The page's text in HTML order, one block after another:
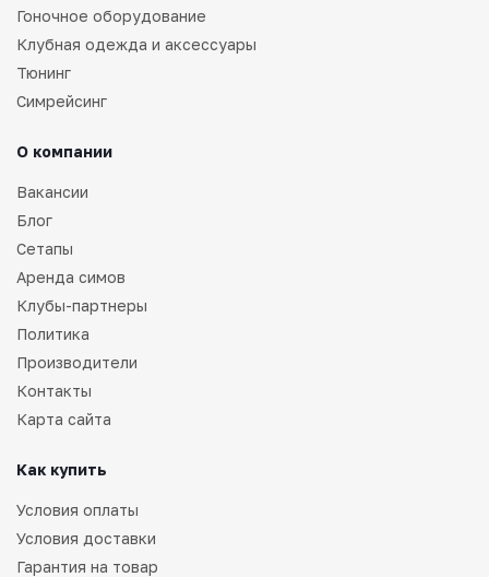
Гоночное оборудование
Клубная одежда и аксессуары
Тюнинг
Симрейсинг
О компании
Вакансии
Блог
Сетапы
Аренда симов
Клубы-партнеры
Политика
Производители
Контакты
Карта сайта
Как купить
Условия оплаты
Условия доставки
Гарантия на товар